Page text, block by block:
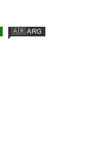
🇦🇷 ARG